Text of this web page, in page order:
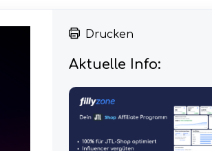
Drucken
Aktuelle Info: